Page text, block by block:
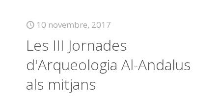
10 novembre, 2017
Les III Jornades
d'Arqueologia Al-Andalus
als mitjans